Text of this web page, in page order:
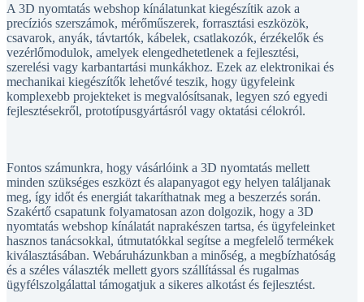
A 3D nyomtatás webshop kínálatunkat kiegészítik azok a
precíziós szerszámok, mérőműszerek, forrasztási eszközök,
csavarok, anyák, távtartók, kábelek, csatlakozók, érzékelők és
vezérlőmodulok, amelyek elengedhetetlenek a fejlesztési,
szerelési vagy karbantartási munkákhoz. Ezek az elektronikai és
mechanikai kiegészítők lehetővé teszik, hogy ügyfeleink
komplexebb projekteket is megvalósítsanak, legyen szó egyedi
fejlesztésekről, prototípusgyártásról vagy oktatási célokról.
Fontos számunkra, hogy vásárlóink a 3D nyomtatás mellett
minden szükséges eszközt és alapanyagot egy helyen találjanak
meg, így időt és energiát takaríthatnak meg a beszerzés során.
Szakértő csapatunk folyamatosan azon dolgozik, hogy a 3D
nyomtatás webshop kínálatát naprakészen tartsa, és ügyfeleinket
hasznos tanácsokkal, útmutatókkal segítse a megfelelő termékek
kiválasztásában. Webáruházunkban a minőség, a megbízhatóság
és a széles választék mellett gyors szállítással és rugalmas
ügyfélszolgálattal támogatjuk a sikeres alkotást és fejlesztést.